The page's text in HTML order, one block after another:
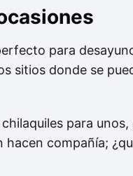
para
sitios donde se
para
compañía;